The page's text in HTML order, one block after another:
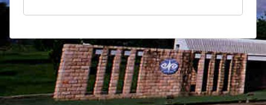
區塊
補充內容區塊